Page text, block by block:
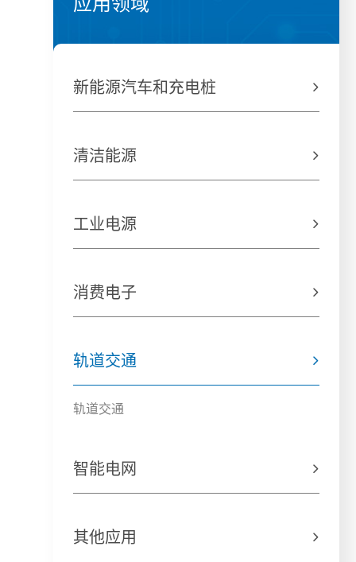
新能源汽车和充电桩 
清洁能源 
工业电源 
消费电子 
轨道交通 
轨道交通
智能电网 
其他应用 